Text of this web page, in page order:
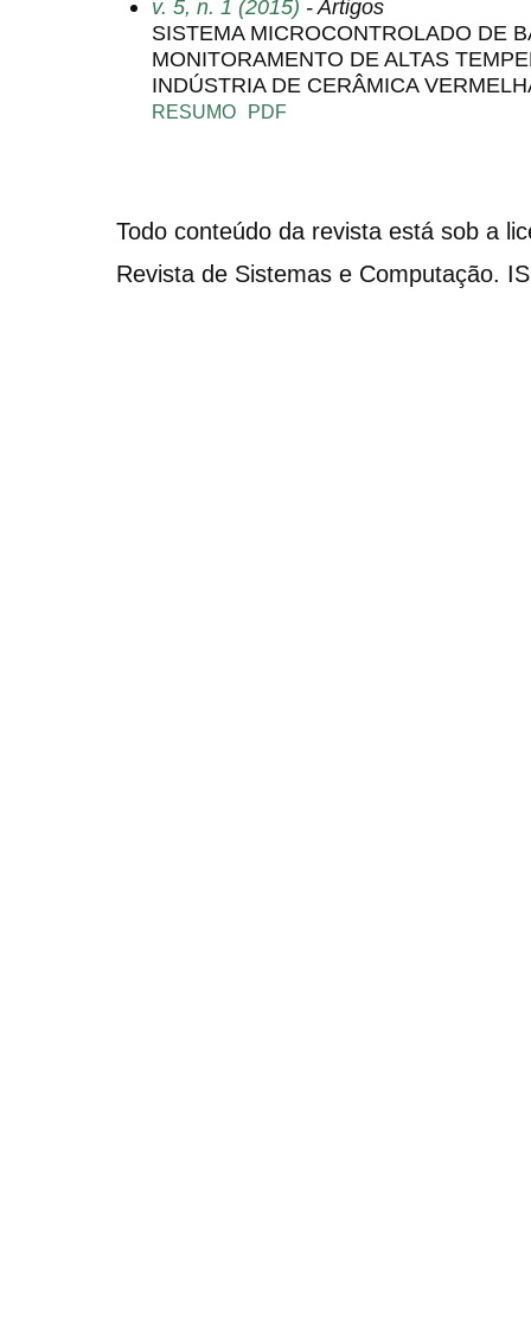
v. 5, n. 1 (2015) - Artigos
SISTEMA MICROCONTROLADO DE
MONITORAMENTO DE ALTAS
INDÚSTRIA DE CERÂMICA
RESUMO PDF
Todo conteúdo da revista está sob a
Revista de Sistemas e Computação.